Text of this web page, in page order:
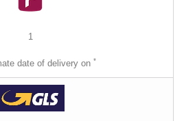
1
date of delivery on *